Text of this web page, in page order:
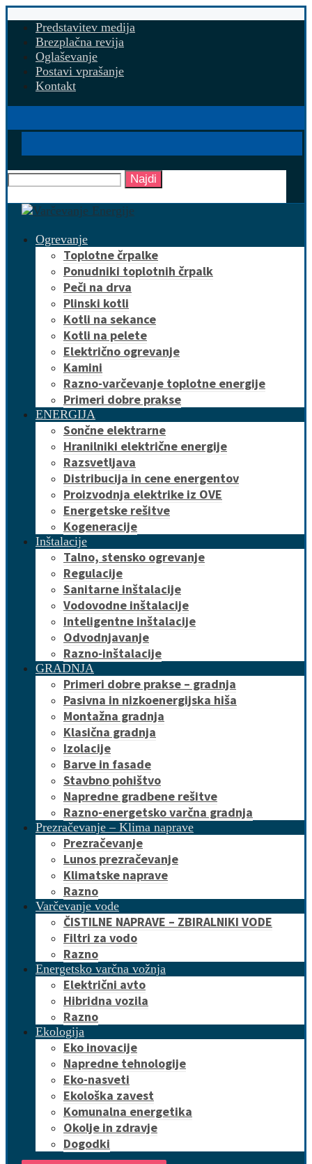
Predstavitev medija
Brezplačna revija
Oglaševanje
Postavi vprašanje
Kontakt
Najdi
Ogrevanje
Toplotne črpalke
Ponudniki toplotnih črpalk
Peči na drva
Plinski kotli
Kotli na sekance
Kotli na pelete
Električno ogrevanje
Kamini
Razno-varčevanje toplotne energije
Primeri dobre prakse
ENERGIJA
Sončne elektrarne
Hranilniki električne energije
Razsvetljava
Distribucija in cene energentov
Proizvodnja elektrike iz OVE
Energetske rešitve
Kogeneracije
Inštalacije
Talno, stensko ogrevanje
Regulacije
Sanitarne inštalacije
Vodovodne inštalacije
Inteligentne inštalacije
Odvodnjavanje
Razno-inštalacije
GRADNJA
Primeri dobre prakse – gradnja
Pasivna in nizkoenergijska hiša
Montažna gradnja
Klasična gradnja
Izolacije
Barve in fasade
Stavbno pohištvo
Napredne gradbene rešitve
Razno-energetsko varčna gradnja
Prezračevanje – Klima naprave
Prezračevanje
Lunos prezračevanje
Klimatske naprave
Razno
Varčevanje vode
ČISTILNE NAPRAVE – ZBIRALNIKI VODE
Filtri za vodo
Razno
Energetsko varčna vožnja
Električni avto
Hibridna vozila
Razno
Ekologija
Eko inovacije
Napredne tehnologije
Eko-nasveti
Ekološka zavest
Komunalna energetika
Okolje in zdravje
Dogodki